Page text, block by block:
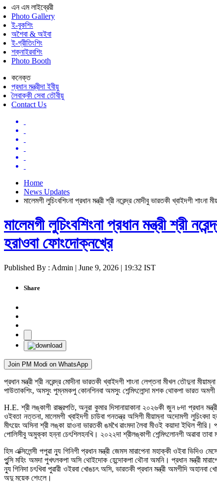
এন এম লাইব্রেরী
Photo Gallery
ই-বুকশিং
অশৈবা & অইবা
ই-গ্রীতিংশিং
শক্নাইরবশিং
Photo Booth
কনেক্ত
প্রধান মন্ত্রীদা ইবীয়ু
লৈবাক্কী সেবা তৌবীয়ু
Contact Us
Home
News Updates
মালেমগী লুচিংবশিংনা প্রধান মন্ত্রী শ্রী নরেন্দ্র মোদীবু ভারতকী খ্বাইদগী
মালেমগী লুচিংবশিংনা প্রধান মন্ত্রী শ্রী
হরাওবা ফোংদোক্নখ্রে
Published By : Admin | June 9, 2026 | 19:32 IST
Share
Join PM Modi on WhatsApp
প্রধান মন্ত্রী শ্রী নরেন্দ্র মোদীনা ভারতকী খ্বাইদগী শাংনা লেপ্তনা মীখল তৌদুনা
পাউতাকশিং, অমসুং পুম্নমকপু কোনশিনবা অমসুং শেন্মিৎলোন্দা মশক থোকপা ভারত অমগী
H.E. শ্রী লঙ্কাগী রাস্ত্রপতি, অনুরা কুমার দিসানায়াকানা ২০২৬কী জুন ৮দা প্রধান
ওইবতা নত্তনা, মালেমগী খ্বাইদগী চাউবা গনতন্ত্র অসিগী মীয়াম্না অদোমগী
মীৎয়েং অসিনা শ্রী লঙ্কা য়াওনা ভারতকী ঙমখৈ ৱাংমদা লৈবা মীওই কয়াদা ইথিল
পোলিসীবু অমুক্কা হন্না চেৎশিলহনখি। ২০২২দা শ্রীলঙ্কাগী শেন্মিৎলোনগী অৱাবা
হিস এক্সিলেন্সী পপুৱা ন্যু গিনিগী প্রধান মন্ত্রী জেমস মারাপেনা মহাক্কী ওইবা
পুন্সি মহিং অমদা পুখৎলকপা অসি থোইদোক হেন্দোকপা থৌনা অমনি। প্রধান মন্ত্রী
ন্যু গিনিদা চৎখিবা পুৱারী ওইরবা খোঙচৎ অসি, ভারতকী প্রধান মন্ত্রী অমগীদি
অদু ময়েক শেংলে।